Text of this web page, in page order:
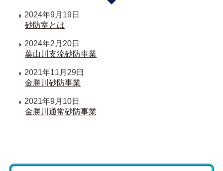
2024年9月19日
砂防室とは
2024年2月20日
葉山川支流砂防事業
2021年11月29日
金勝川砂防事業
2021年9月10日
金勝川通常砂防事業